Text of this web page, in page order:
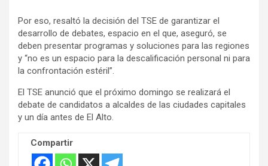
e
r
t
i
e
m
n
Por eso, resaltó la decisión del TSE de garantizar el
desarrollo de debates, espacio en el que, aseguró, se
deben presentar programas y soluciones para las regiones
y “no es un espacio para la descalificación personal ni para
la confrontación estéril”.
El TSE anunció que el próximo domingo se realizará el
debate de candidatos a alcaldes de las ciudades capitales
y un día antes de El Alto.
Compartir